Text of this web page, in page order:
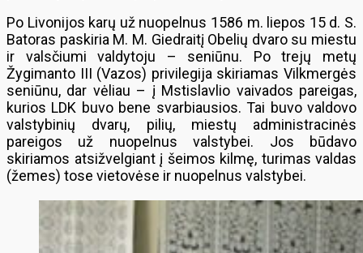
Po Livonijos karų už nuopelnus 1586 m. liepos 15 d. S.
Batoras paskiria M. M. Giedraitį Obelių dvaro su miestu
ir valsčiumi valdytoju – seniūnu. Po trejų metų
Žygimanto III (Vazos) privilegija skiriamas Vilkmergės
seniūnu, dar vėliau – į Mstislavlio vaivados pareigas,
kurios LDK buvo bene svarbiausios. Tai buvo valdovo
valstybinių dvarų, pilių, miestų administracinės
pareigos už nuopelnus valstybei. Jos būdavo
skiriamos atsižvelgiant į šeimos kilmę, turimas valdas
(žemes) tose vietovėse ir nuopelnus valstybei.